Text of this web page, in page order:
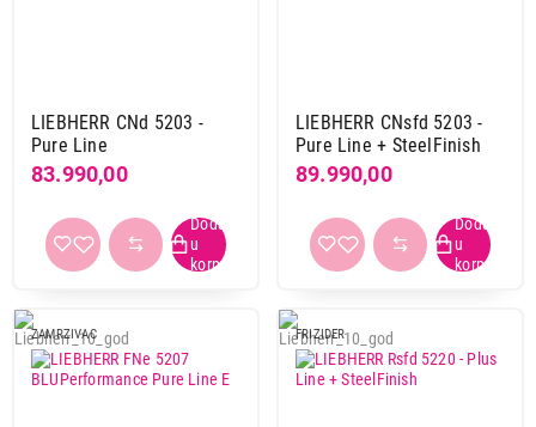
LIEBHERR CNd 5203 -
Pure Line
83.990,00
LIEBHERR CNsfd 5203 -
Pure Line + SteelFinish
89.990,00
ZAMRZIVAC FRIZIDER